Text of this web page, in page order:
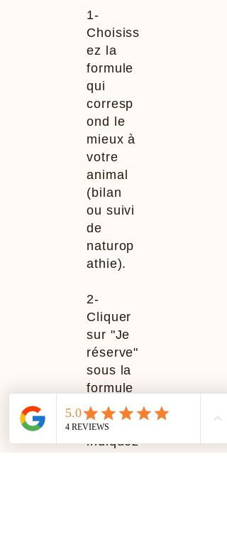
1-
Choisiss
ez la
formule
qui
corresp
ond le
mieux à
votre
animal
(bilan
ou suivi
de
naturop
athie).
2-
Cliquer
sur "Je
réserve"
sous la
formule
choisie
et
indiquez